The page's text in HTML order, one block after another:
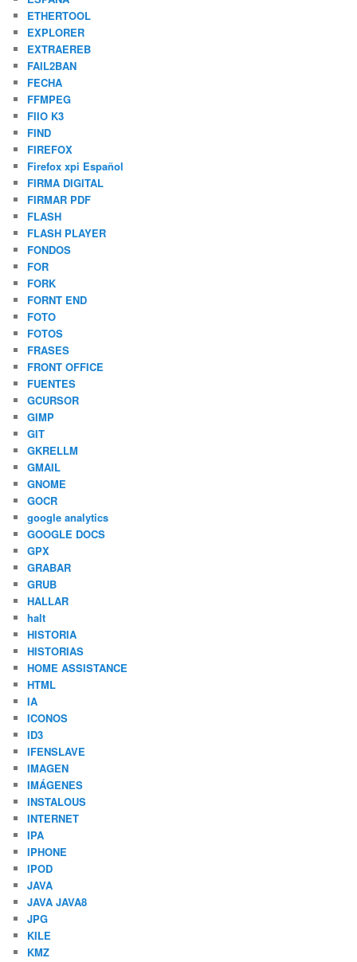
ETHERTOOL
EXPLORER
EXTRAEREB
FAIL2BAN
FECHA
FFMPEG
FIIO K3
FIND
FIREFOX
Firefox xpi Español
FIRMA DIGITAL
FIRMAR PDF
FLASH
FLASH PLAYER
FONDOS
FOR
FORK
FORNT END
FOTO
FOTOS
FRASES
FRONT OFFICE
FUENTES
GCURSOR
GIMP
GIT
GKRELLM
GMAIL
GNOME
GOCR
google analytics
GOOGLE DOCS
GPX
GRABAR
GRUB
HALLAR
halt
HISTORIA
HISTORIAS
HOME ASSISTANCE
HTML
IA
ICONOS
ID3
IFENSLAVE
IMAGEN
IMÁGENES
INSTALOUS
INTERNET
IPA
IPHONE
IPOD
JAVA
JAVA JAVA8
JPG
KILE
KMZ